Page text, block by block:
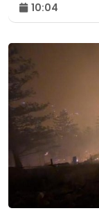
10:04